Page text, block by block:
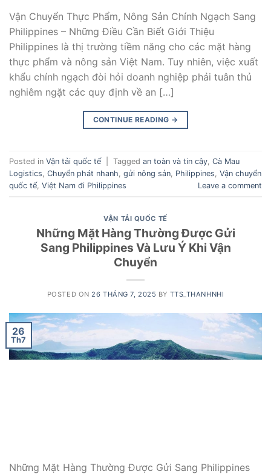
Vận Chuyển Thực Phẩm, Nông Sản Chính Ngạch Sang
Philippines – Những Điều Cần Biết Giới Thiệu
Philippines là thị trường tiềm năng cho các mặt hàng
thực phẩm và nông sản Việt Nam. Tuy nhiên, việc xuất
khẩu chính ngạch đòi hỏi doanh nghiệp phải tuân thủ
nghiêm ngặt các quy định về an […]
CONTINUE READING →
Posted in Vận tải quốc tế Tagged an toàn và tin cậy Cà Mau
Logistics Chuyển phát nhanh gửi nông sản Philippines Vận chuyển
quốc tế, Việt Nam đi Philippines Leave a comment
VẬN TẢI QUỐC TẾ
Những Mặt Hàng Thường Được Gửi
Sang Philippines Và Lưu Ý Khi Vận
Chuyển
POSTED ON26 THÁNG 7, 2025 BY TTS_THANHNHI
26
Th7
Những Mặt Hàng Thường Được Gửi Sang Philippines